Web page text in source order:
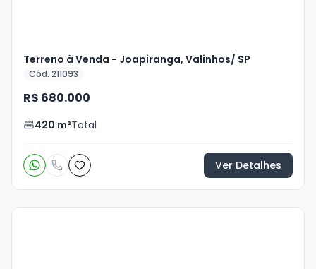
Terreno à Venda - Joapiranga, Valinhos/ SP
Cód. 211093
R$ 680.000
420 m²Total
Ver Detalhes